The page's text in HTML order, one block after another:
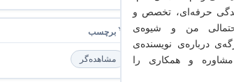
مشاهده‌گر
حرفه‌ای، تخصص و
من و شیو‌ه‌ی
درباره‌ی نویسنده‌ی
و همکاری را